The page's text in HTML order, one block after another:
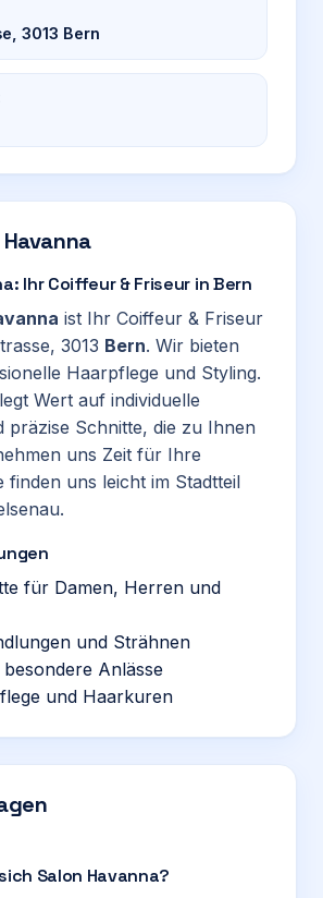
3013 Bern
Ihr Coiffeur & Friseur in Bern
ist Ihr Coiffeur & Friseur
3013 Bern. Wir bieten
Haarpflege und Styling.
Wert auf individuelle
präzise Schnitte, die zu Ihnen
uns Zeit für Ihre
finden uns leicht im Stadtteil
für Damen, Herren und
und Strähnen
Anlässe
und Haarkuren
Salon Havanna?